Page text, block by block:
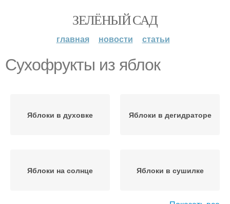
ЗЕЛЁНЫЙ САД
главная новости статьи
Сухофрукты из яблок
Яблоки в духовке Яблоки в дегидраторе
Яблоки на солнце Яблоки в сушилке